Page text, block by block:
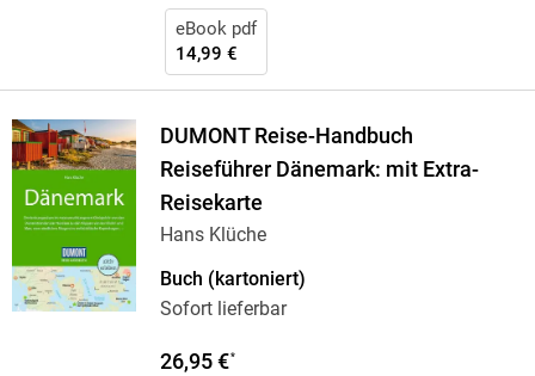
eBook pdf
14,99 €
DUMONT Reise-Handbuch
Reiseführer Dänemark: mit Extra-
Reisekarte
Hans Klüche
Buch (kartoniert)
Sofort lieferbar
26,95 €*